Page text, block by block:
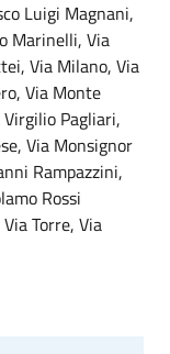
Luigi Magnani,
Marinelli, Via
Via Milano, Via
Via Monte
Pagliari,
Via Monsignor
Rampazzini,
Rossi
Torre, Via